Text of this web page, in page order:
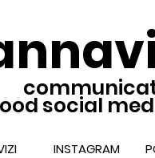
social
INSTAGRAM